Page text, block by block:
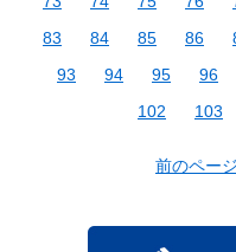
83
84 85 86
93
94 95 96
102
103
前のペー